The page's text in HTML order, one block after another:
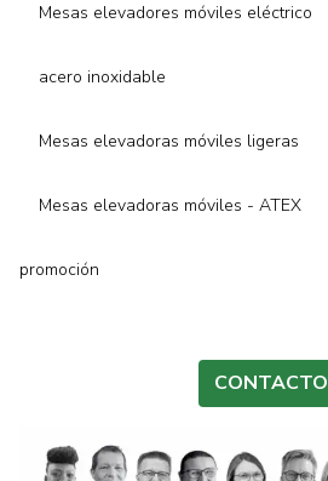
Mesas elevadores móviles eléctrico
acero inoxidable
Mesas elevadoras móviles ligeras
Mesas elevadoras móviles - ATEX
promoción
CONTACTO